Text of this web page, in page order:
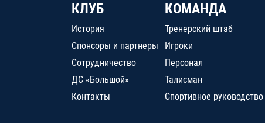
КЛУБ
История
Спонсоры и партнеры
Сотрудничество
ДС «Большой»
Контакты
КОМАНДА
Тренерский штаб
Игроки
Персонал
Талисман
Спортивное руководство